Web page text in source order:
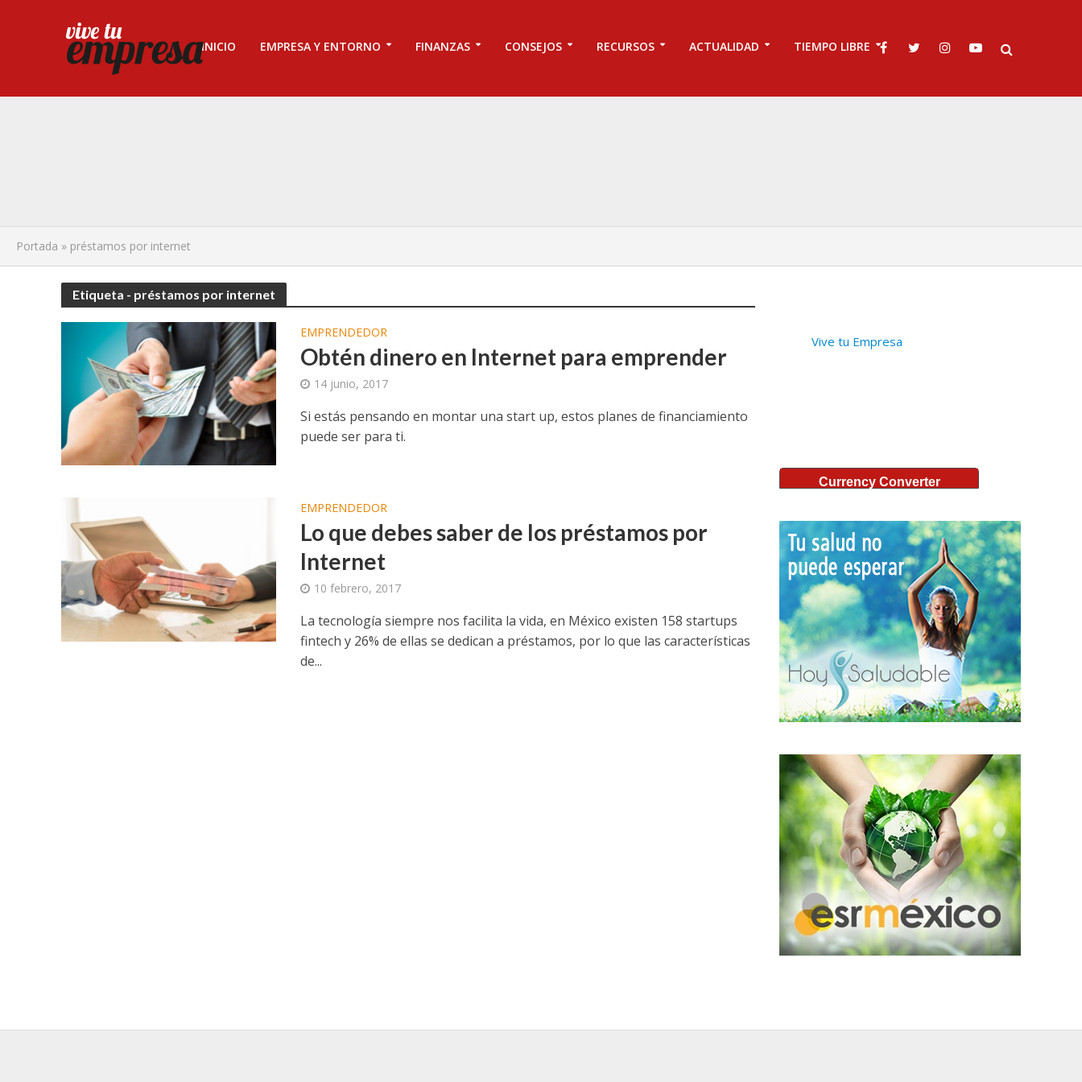
INICIO EMPRESA Y ENTORNO FINANZAS CONSEJOS RECURSOS ACTUALIDAD TIEMPO LIBRE
Portada » préstamos por internet
Etiqueta - préstamos por internet
EMPRENDEDOR
Obtén dinero en Internet para emprender
14 junio, 2017
Si estás pensando en montar una start up, estos planes de financiamiento
puede ser para ti.
EMPRENDEDOR
Lo que debes saber de los préstamos por
Internet
10 febrero, 2017
La tecnología siempre nos facilita la vida, en México existen 158 startups
fintech y 26% de ellas se dedican a préstamos, por lo que las características
de...
Vive tu Empresa
Currency Converter